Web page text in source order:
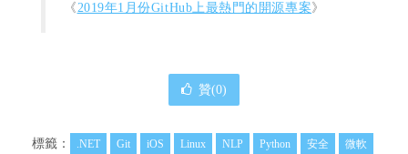
《2019年1月份GitHub上最熱門的開源專案》
贊(0)
標籤： .NET Git iOS Linux NLP Python 安全
微軟